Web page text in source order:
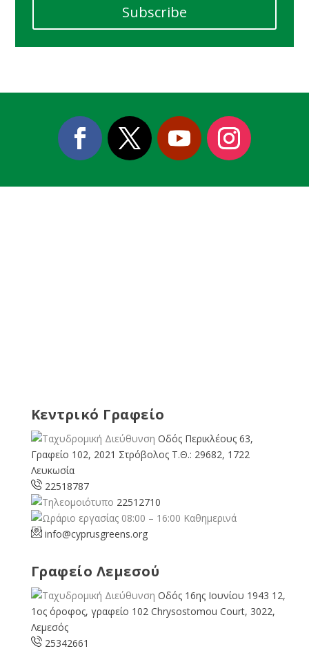
Subscribe
Κεντρικό Γραφείο
Οδός Περικλέους 63,
Γραφείο 102, 2021 Στρόβολος Τ.Θ.: 29682, 1722
Λευκωσία
22518787
22512710
08:00 – 16:00 Καθημερινά
info@cyprusgreens.org
Γραφείο Λεμεσού
Οδός 16ης Ιουνίου 1943 12,
1ος όροφος, γραφείο 102 Chrysostomou Court, 3022,
Λεμεσός
25342661